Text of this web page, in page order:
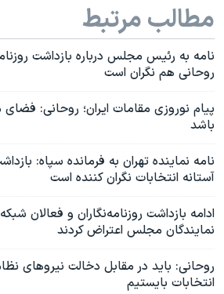
مطالب مرتبط
نامه به رئیس مجلس درباره بازداشت
روحانی هم نگران است
پیام نوروزی مقامات ایران؛ روحانی: فضای
باشد
نامه نماینده تهران به فرمانده سپاه:
آستانه انتخابات نگران کننده است
ادامه بازداشت روزنامه‌نگاران و فعالان
نمایندگان مجلس اعتراض کردند
روحانی: باید در مقابل دخالت نیروهای
انتخابات بایستیم